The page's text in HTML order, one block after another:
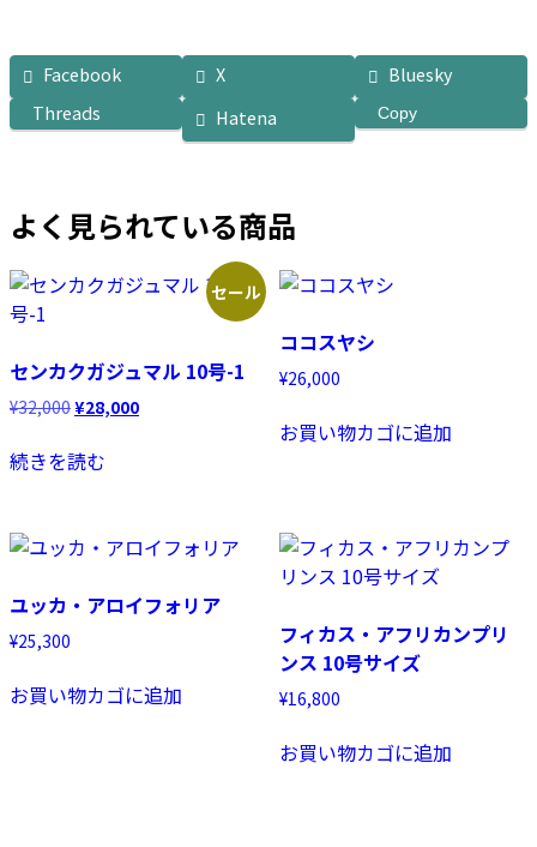
Facebook X
Bluesky
Threads
Hatena Copy
よく見られている商品
セール
センカクガジュマル 10号-1
¥32,000元
価
格
で
た。
¥28,000現
¥28,000
す。
続きを読む
ココスヤシ
¥26,000
お買い物カゴに追加
ユッカ・アロイフォリア
¥25,300
お買い物カゴに追加
フィカス・アフリカンプリ
ンス 10号サイズ
¥16,800
お買い物カゴに追加